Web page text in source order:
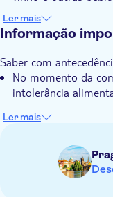
final da noite, será
4 músicos
Morávia e da
martelo e a fujara
Ler mais
Informação
Saber com
No momento da
intolerância
Ler mais